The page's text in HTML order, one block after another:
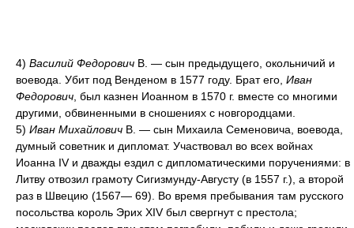
4) Василий Федорович В. — сын предыдущего, окольничий и
воевода. Убит под Венденом в 1577 году. Брат его, Иван
Федорович , был казнен Иоанном в 1570 г. вместе со многими
другими, обвиненными в сношениях с новгородцами.
5) Иван Михайлович В. — сын Михаила Семеновича, воевода,
думный советник и дипломат. Участвовал во всех войнах
Иоанна IV и дважды ездил с дипломатическими поручениями: в
Литву отвозил грамоту Сигизмунду-Августу (в 1557 г.), а второй
раз в Швецию (1567— 69). Во время пребывания там русского
посольства король Эрих XIV был свергнут с престола;